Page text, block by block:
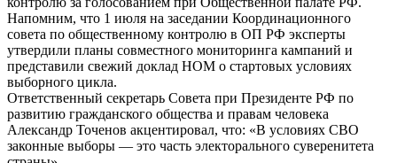
Напомним, что 1 июля на заседании Координационного
совета по общественному контролю в ОП РФ эксперты
утвердили планы совместного мониторинга кампаний и
представили свежий доклад НОМ о стартовых условиях
выборного цикла.
Ответственный секретарь Совета при Президенте РФ по
развитию гражданского общества и правам человека
Александр Точенов акцентировал, что: «В условиях СВО
законные выборы — это часть электорального суверенитета